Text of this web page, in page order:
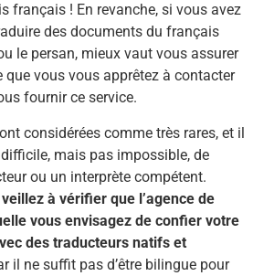
français ! En revanche, si vous avez
des documents du français
le persan, mieux vaut vous assurer
que vous vous apprêtez à contacter
fournir ce service.
considérées comme très rares, et il
mais pas impossible, de
ou un interprète compétent.
veillez à vérifier que l’agence de
vous envisagez de confier votre
des traducteurs natifs et
il ne suffit pas d’être bilingue pour